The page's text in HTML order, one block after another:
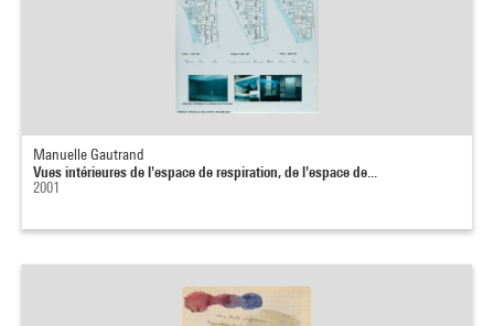
Manuelle Gautrand
Vues intérieures de l'espace de respiration, de l'espace de...
2001